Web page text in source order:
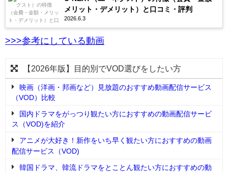
メリット・デメリット）と口コミ・評判
2026.6.3
>>>参考にしている動画
【2026年版】目的別でVOD選びをしたい方
映画（洋画・邦画など）見放題のおすすめ動画配信サービス
（VOD）比較
国内ドラマをがっつり観たい方におすすめの動画配信サービ
ス（VOD)を紹介
アニメが大好き！新作をいち早く観たい方におすすめの動画
配信サービス（VOD)
韓国ドラマ、韓流ドラマをとことん観たい方におすすめの動